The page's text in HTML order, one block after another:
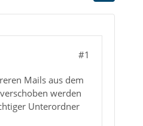
#1
Mails aus dem
werden
Unterordner